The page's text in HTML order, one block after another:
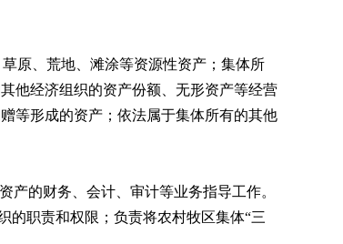
原、荒地、滩涂等资源性资产；集体所
他经济组织的资产份额、无形资产等经营
等形成的资产；依法属于集体所有的其他
的财务、会计、审计等业务指导工作。
职责和权限；负责将农村牧区集体“三